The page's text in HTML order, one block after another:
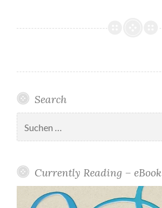
Search
nach:
Currently Reading – eBook